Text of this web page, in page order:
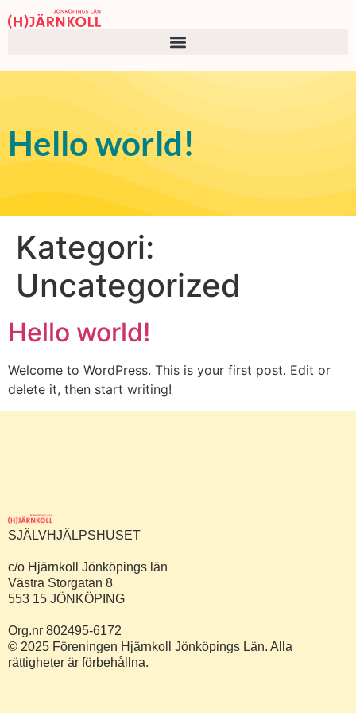
Hello world!
Kategori:
Uncategorized
Hello world!
Welcome to WordPress. This is your first post. Edit or
delete it, then start writing!
SJÄLVHJÄLPSHUSET
c/o Hjärnkoll Jönköpings län
Västra Storgatan 8
553 15 JÖNKÖPING
Org.nr 802495-6172
© 2025 Föreningen Hjärnkoll Jönköpings Län. Alla
rättigheter är förbehållna.